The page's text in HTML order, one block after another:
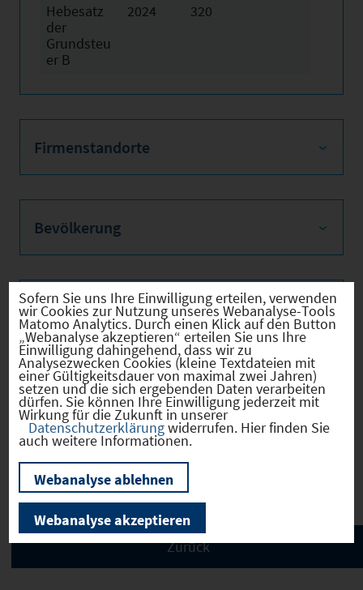
Hebesatz
der
Grundsteu
er B
2024 320
Firmenstandorte
Bevölkerung
Sozialvers. Beschäftigte
Verkehrsinfrastruktur
Kommunale Infrastruktur
Sofern Sie uns Ihre Einwilligung erteilen, verwenden
wir Cookies zur Nutzung unseres Webanalyse-Tools
Matomo Analytics. Durch einen Klick auf den Button
„Webanalyse akzeptieren“ erteilen Sie uns Ihre
Einwilligung dahingehend, dass wir zu
Analysezwecken Cookies (kleine Textdateien mit
einer Gültigkeitsdauer von maximal zwei Jahren)
setzen und die sich ergebenden Daten verarbeiten
dürfen. Sie können Ihre Einwilligung jederzeit mit
Wirkung für die Zukunft in unserer
Datenschutzerklärungwiderrufen. Hier finden Sie
auch weitere Informationen.
Webanalyse ablehnen
Webanalyse akzeptieren